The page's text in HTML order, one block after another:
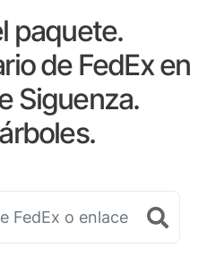
paquete.
de FedEx en
Siguenza.